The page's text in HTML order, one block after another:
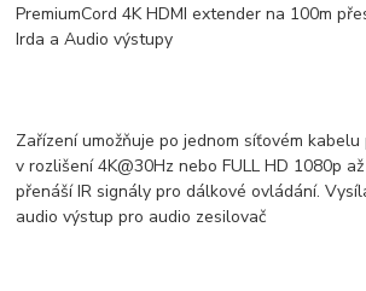
PremiumCord 4K HDMI extender na 100m
Irda a Audio výstupy
Zařízení umožňuje po jednom síťovém
v rozlišení 4K@30Hz nebo FULL HD 1080p
přenáší IR signály pro dálkové ovládání.
audio výstup pro audio zesilovač